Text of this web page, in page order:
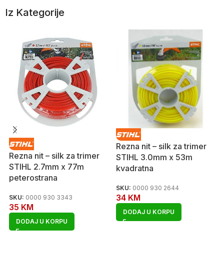
Iz Kategorije
Rezna nit – silk za trimer
STIHL 2.7mm x 77m
peterostrana
SKU: 0000 930 3343
35 KM
DODAJ U KORPU
Rezna nit – silk za trimer
STIHL 3.0mm x 53m
kvadratna
SKU: 0000 930 2644
34 KM
DODAJ U KORPU